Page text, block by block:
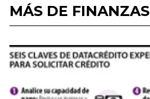
MÁS DE FINANZAS